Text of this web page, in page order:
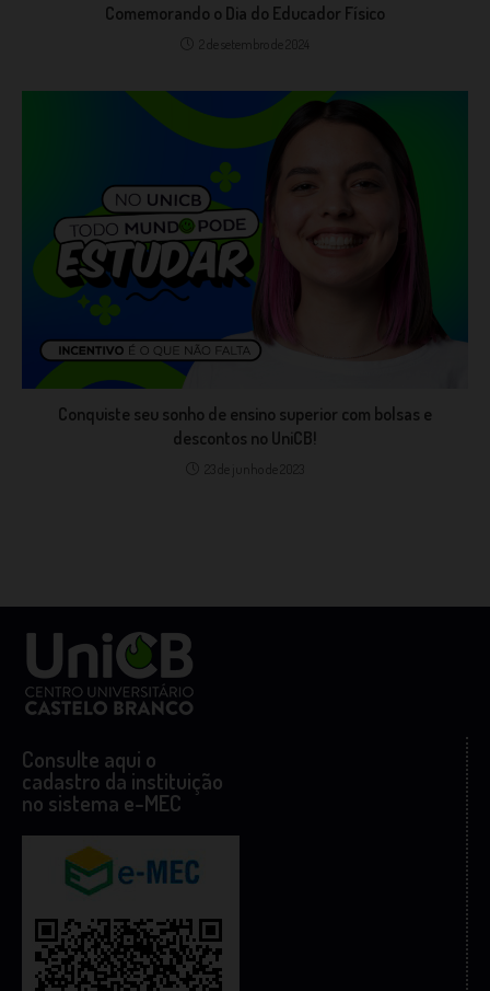
Comemorando o Dia do Educador Físico
2 de setembro de 2024
Conquiste seu sonho de ensino superior com bolsas e
descontos no UniCB!
23 de junho de 2023
Consulte aqui o
cadastro da instituição
no sistema e-MEC